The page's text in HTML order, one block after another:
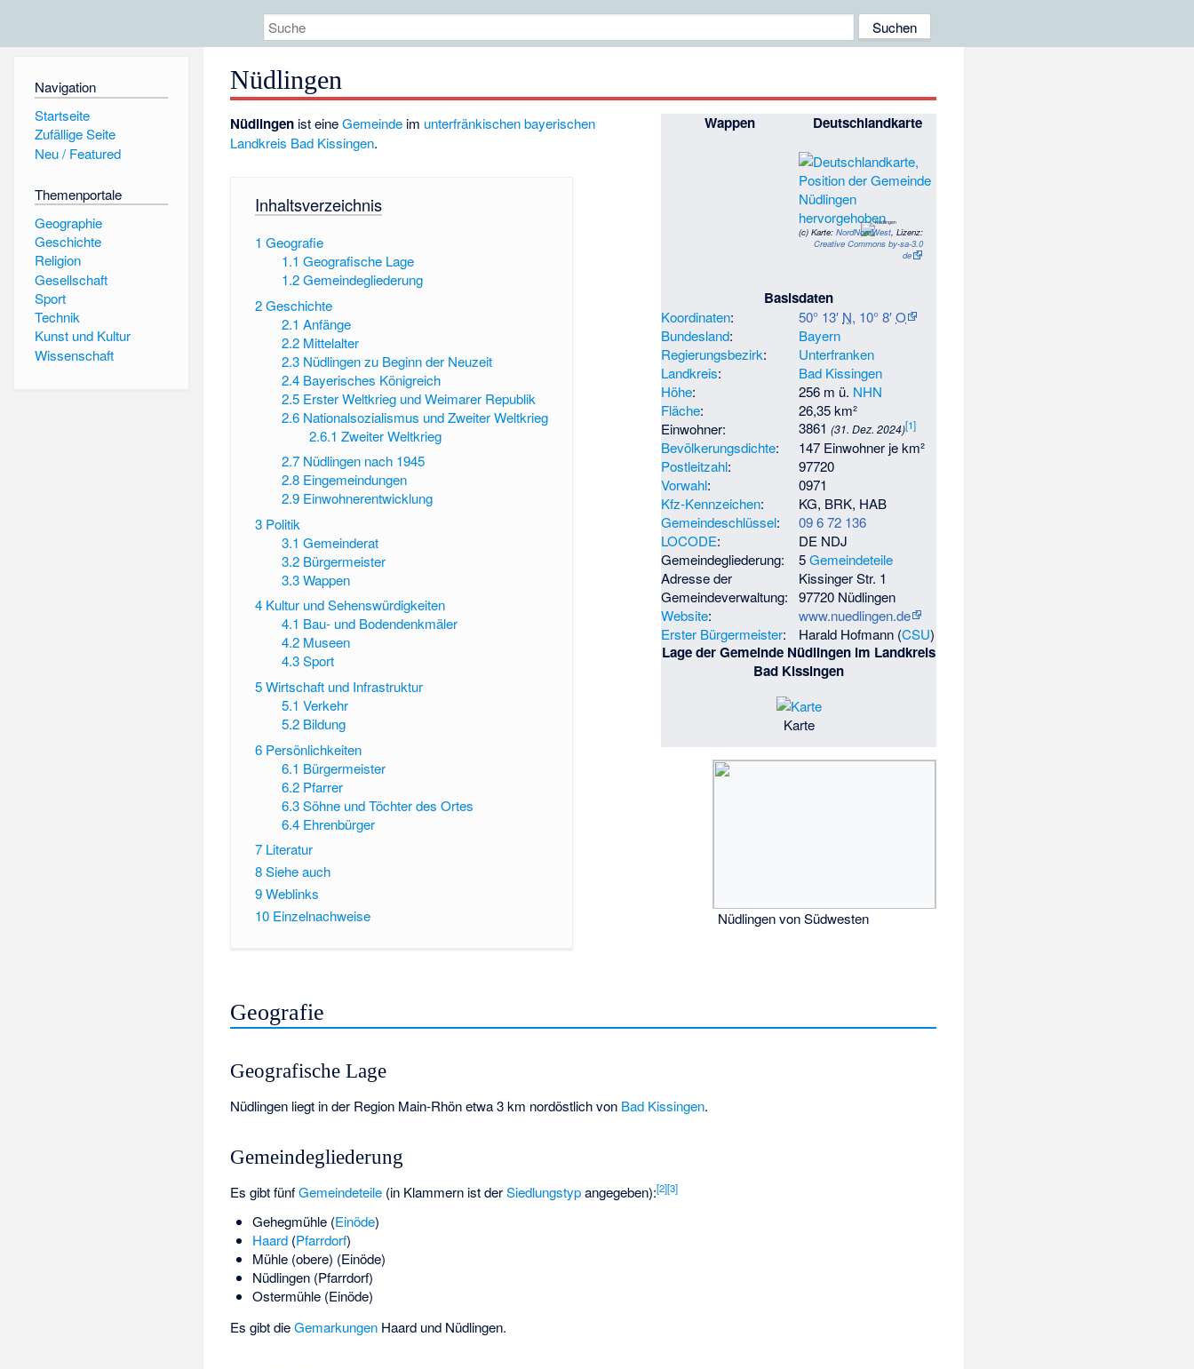
Navigation
Startseite
Zufällige Seite
Neu / Featured
Themenportale
Geographie
Geschichte
Religion
Gesellschaft
Sport
Technik
Kunst und Kultur
Wissenschaft
Nüdlingen
Wappen Deutschlandkarte
(c)Karte:NordNordWest, Lizenz:
Creative Commons by-sa-3.0
de
Basisdaten
Koordinaten: 50° 13′ N, 10° 8′O
Bundesland:
Bayern
Regierungsbezirk:
Unterfranken
Landkreis:
Bad Kissingen
Höhe: 256 m ü. NHN
Fläche:
26,35 km²
Einwohner:
3861(31. Dez. 2024)[1]
Bevölkerungsdichte:
147 Einwohner je km²
Postleitzahl:
97720
Vorwahl:
0971
Kfz-Kennzeichen:
KG, BRK, HAB
Gemeindeschlüssel:
09 6 72 136
LOCODE:
DE NDJ
Gemeindegliederung:
5Gemeindeteile
Adresse der
Gemeindeverwaltung:
Kissinger Str. 1
97720 Nüdlingen
Website:
www.nuedlingen.de
Erster Bürgermeister: Harald Hofmann (CSU)
Lage der Gemeinde Nüdlingen im Landkreis
Bad Kissingen
Karte
Nüdlingen von Südwesten
Nüdlingen ist eineGemeinde im unterfränkischen bayerischen
Landkreis Bad Kissingen.
Inhaltsverzeichnis
1 Geografie
1.1 Geografische Lage
1.2 Gemeindegliederung
2Geschichte
2.1 Anfänge
2.2 Mittelalter
2.3 Nüdlingen zu Beginn der Neuzeit
2.4 Bayerisches Königreich
2.5 Erster Weltkrieg und Weimarer Republik
2.6 Nationalsozialismus und Zweiter Weltkrieg
2.6.1 Zweiter Weltkrieg
2.7 Nüdlingen nach 1945
2.8 Eingemeindungen
2.9 Einwohnerentwicklung
3 Politik
3.1 Gemeinderat
3.2 Bürgermeister
3.3 Wappen
4 Kultur und Sehenswürdigkeiten
4.1 Bau- und Bodendenkmäler
4.2 Museen
4.3 Sport
5Wirtschaft und Infrastruktur
5.1 Verkehr
5.2 Bildung
6 Persönlichkeiten
6.1 Bürgermeister
6.2 Pfarrer
6.3 Söhne und Töchter des Ortes
6.4 Ehrenbürger
7 Literatur
8Siehe auch
9Weblinks
10 Einzelnachweise
Geografie
Geografische Lage
Nüdlingen liegt in der Region Main-Rhön etwa 3 km nordöstlich von Bad Kissingen.
Gemeindegliederung
Es gibt fünfGemeindeteile (in Klammern ist derSiedlungstypangegeben):[2][3]
Gehegmühle(Einöde)
Haard(Pfarrdorf)
Mühle (obere) (Einöde)
Nüdlingen (Pfarrdorf)
Ostermühle(Einöde)
Es gibt dieGemarkungen Haard und Nüdlingen.